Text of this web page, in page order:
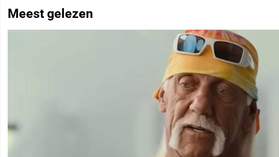
Meest gelezen